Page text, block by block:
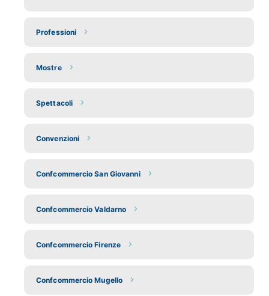
Professioni
Mostre
Spettacoli
Convenzioni
Confcommercio San Giovanni
Confcommercio Valdarno
Confcommercio Firenze
Confcommercio Mugello